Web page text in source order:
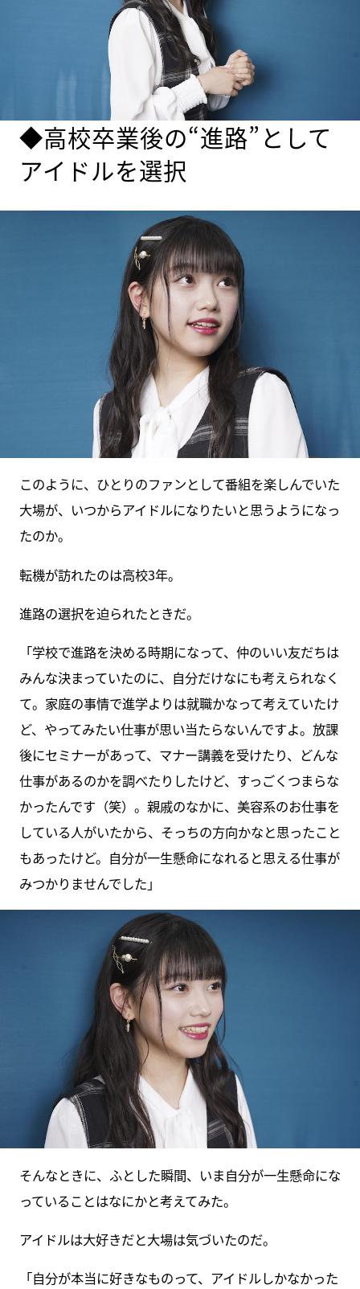
◆高校卒業後の“進路”として
アイドルを選択
このように、ひとりのファンとして番組を楽しんでいた
大場が、いつからアイドルになりたいと思うようになっ
たのか。
転機が訪れたのは高校3年。
進路の選択を迫られたときだ。
「学校で進路を決める時期になって、仲のいい友だちは
みんな決まっていたのに、自分だけなにも考えられなく
て。家庭の事情で進学よりは就職かなって考えていたけ
ど、やってみたい仕事が思い当たらないんですよ。放課
後にセミナーがあって、マナー講義を受けたり、どんな
仕事があるのかを調べたりしたけど、すっごくつまらな
かったんです（笑）。親戚のなかに、美容系のお仕事を
している人がいたから、そっちの方向かなと思ったこと
もあったけど。自分が一生懸命になれると思える仕事が
みつかりませんでした」
そんなときに、ふとした瞬間、いま自分が一生懸命にな
っていることはなにかと考えてみた。
アイドルは大好きだと大場は気づいたのだ。
「自分が本当に好きなものって、アイドルしかなかった